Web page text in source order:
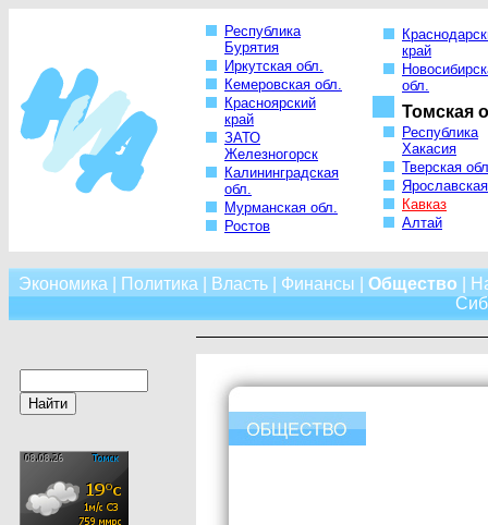
Республика
Бурятия
Иркутская обл.
Кемеровская обл.
Красноярский
край
ЗАТО
Железногорск
Калининградская
обл.
Мурманская обл.
Ростов
край
обл.
Томская
Республика
Хакасия
Тверская
Кавказ
Алтай
Экономика Политика Власть| Финансы Общество